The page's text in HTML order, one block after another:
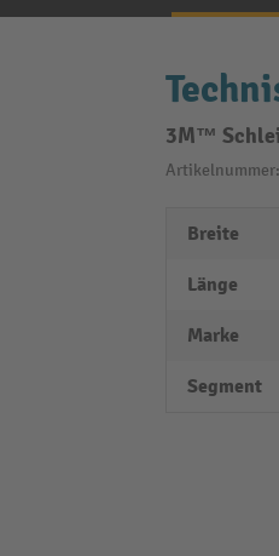
3M™
Artikelnummer:
Breite
Länge
Marke
Segment